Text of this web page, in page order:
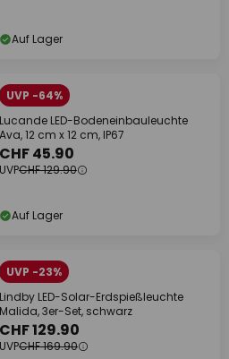
Auf Lager
UVP -64%
Lucande LED-Bodeneinbauleuchte
Ava, 12 cm x 12 cm, IP67
CHF 45.90
UVPCHF 129.90
Auf Lager
UVP -23%
Lindby LED-Solar-Erdspießleuchte
Malida, 3er-Set, schwarz
CHF 129.90
UVPCHF 169.90